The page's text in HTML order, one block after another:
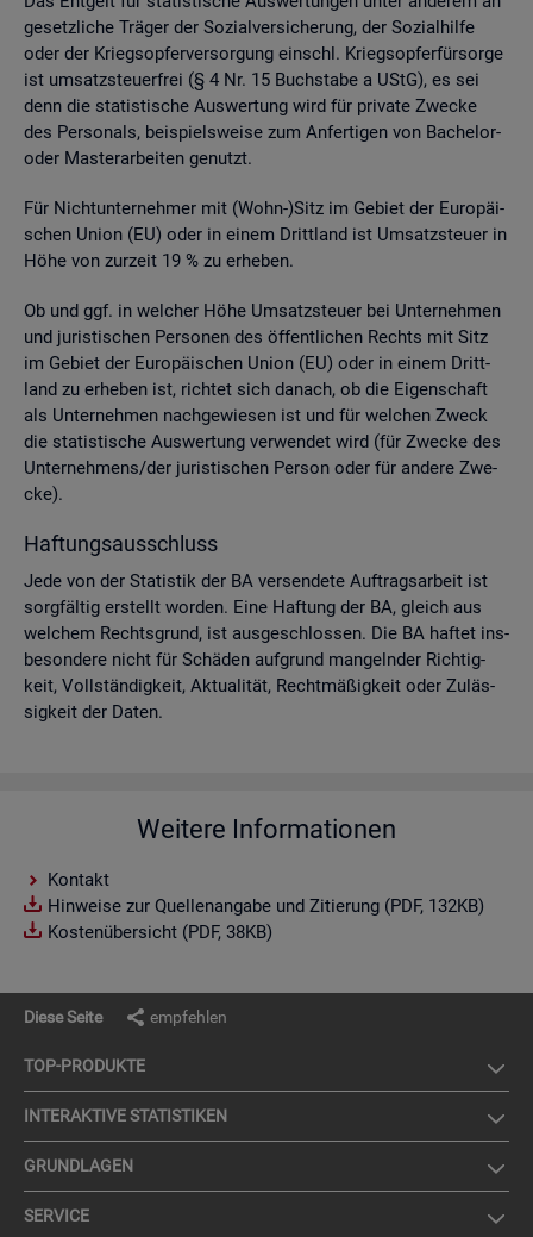
ge­setz­li­che Trä­ger der So­zi­al­ver­si­che­rung, der So­zi­al­hil­fe
oder der Kriegs­op­fer­ver­sor­gung einschl. Kriegs­op­fer­für­sor­ge
ist um­satz­steu­er­frei (§ 4 Nr. 15 Buch­sta­be a UStG), es sei
denn die sta­tis­ti­sche Aus­wer­tung wird für pri­va­te Zwe­cke
des Per­so­nals, bei­spiels­wei­se zum An­fer­ti­gen von Ba­che­lor-
oder Mas­ter­ar­bei­ten ge­nutzt.
Für Nicht­un­ter­neh­mer mit (Wohn-)Sitz im Ge­biet der Eu­ro­päi­
schen Union (EU) oder in einem Dritt­land ist Um­satz­steu­er in
Höhe von zur­zeit 19 % zu er­he­ben.
Ob und ggf. in wel­cher Höhe Um­satz­steu­er bei Un­ter­neh­men
und ju­ris­ti­schen Per­so­nen des öf­fent­li­chen Rechts mit Sitz
im Ge­biet der Eu­ro­päi­schen Union (EU) oder in einem Dritt­
land zu er­he­ben ist, rich­tet sich da­nach, ob die Ei­gen­schaft
als Un­ter­neh­men nach­ge­wie­sen ist und für wel­chen Zweck
die sta­tis­ti­sche Aus­wer­tung ver­wen­det wird (für Zwe­cke des
Un­ter­neh­mens/der ju­ris­ti­schen Per­son oder für an­de­re Zwe­
cke).
Haf­tungs­aus­schluss
Jede von der Sta­tis­tik der BA ver­sen­de­te Auf­trags­ar­beit ist
sorg­fäl­tig er­stellt wor­den. Eine Haf­tung der BA, gleich aus
wel­chem Rechts­grund, ist aus­ge­schlos­sen. Die BA haf­tet ins­
be­son­de­re nicht für Schä­den auf­grund man­geln­der Rich­tig­
keit, Voll­stän­dig­keit, Ak­tua­li­tät, Recht­mä­ßig­keit oder Zu­läs­
sig­keit der Daten.
Weitere Informationen
Kontakt
Hinweise zur Quellenangabe und Zitierung (PDF, 132KB)
Kostenübersicht (PDF, 38KB)
Diese Seite empfehlen
TOP-PRO­DUK­TE
IN­TER­AK­TI­VE STA­TIS­TI­KEN
GRUND­LA­GEN
SER­VICE